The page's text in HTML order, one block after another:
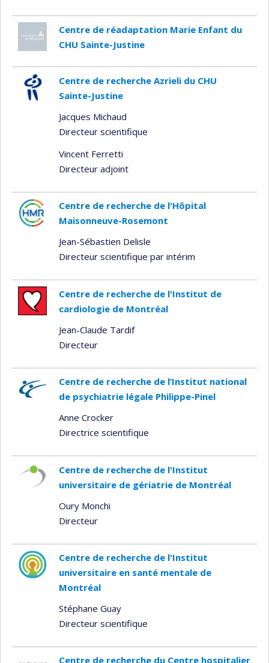
Centre de réadaptation Marie Enfant du
CHU Sainte-Justine
Centre de recherche Azrieli du CHU
Sainte-Justine
Jacques Michaud
Directeur scientifique
Vincent Ferretti
Directeur adjoint
Centre de recherche de l'Hôpital
Maisonneuve-Rosemont
Jean-Sébastien Delisle
Directeur scientifique par intérim
Centre de recherche de l'Institut de
cardiologie de Montréal
Jean-Claude Tardif
Directeur
Centre de recherche de l’Institut national
de psychiatrie légale Philippe-Pinel
Anne Crocker
Directrice scientifique
Centre de recherche de l'Institut
universitaire de gériatrie de Montréal
Oury Monchi
Directeur
Centre de recherche de l'Institut
universitaire en santé mentale de
Montréal
Stéphane Guay
Directeur scientifique
Centre de recherche du Centre hospitalier